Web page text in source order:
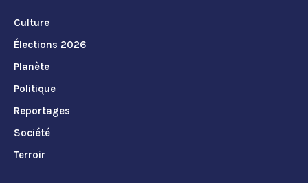
Culture
Élections 2026
Planète
Politique
Reportages
Société
Terroir